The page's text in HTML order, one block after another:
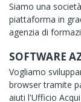
Siamo una
piattaforma in
agenzia di
SOFTWARE
Vogliamo
browser tramite
aiuti l'Ufficio